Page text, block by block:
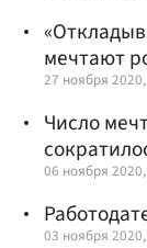
мечтают
27 ноября
Число
06 ноября
03 ноября